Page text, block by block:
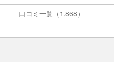
口コミ一覧（1,868）